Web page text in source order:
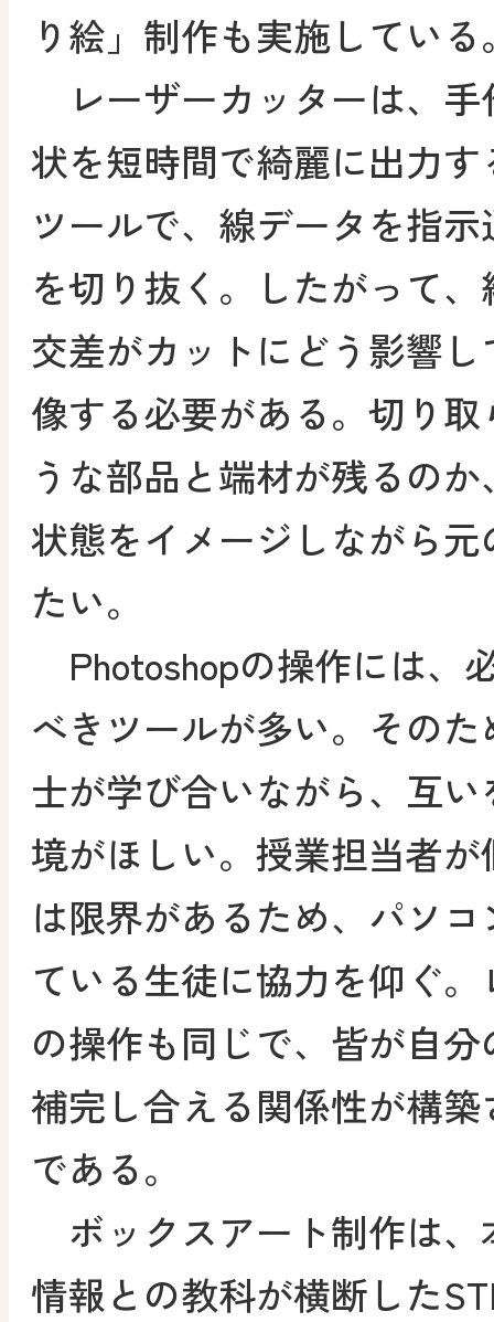
り絵」制作も実施している
レーザーカッターは、手
状を短時間で綺麗に出力
ツールで、線データを指
を切り抜く。したがって
交差がカットにどう影響
像する必要がある。切り
うな部品と端材が残るの
状態をイメージしながら
たい。
Photoshopの操作には、
べきツールが多い。その
士が学び合いながら、互
境がほしい。授業担当者
は限界があるため、パソ
ている生徒に協力を仰ぐ
の操作も同じで、皆が自
補完し合える関係性が構
である。
ボックスアート制作は、
情報との教科が横断した